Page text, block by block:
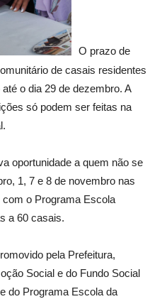
O prazo de
de casais residentes
o dia 29 de dezembro. A
só podem ser feitas na
oportunidade a quem não se
1, 7 e 8 de novembro nas
o Programa Escola
a 60 casais.
pela Prefeitura,
Social e do Fundo Social
do Programa Escola da